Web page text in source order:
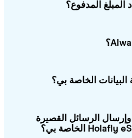
المدفوع؟
الخاصة بي؟
الرسائل القصيرة